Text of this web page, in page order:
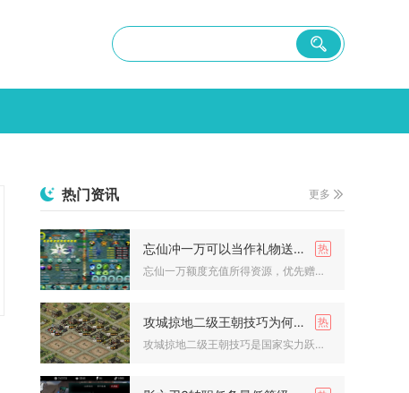
热门资讯 更多
忘仙冲一万可以当作礼物送给谁
忘仙一万额度充值所得资源，优先赠予仙侣、核心结拜战友以及萌新...
攻城掠地二级王朝技巧为何如此重要
攻城掠地二级王朝技巧是国家实力跃迁的核心支点，直接决定资源获...